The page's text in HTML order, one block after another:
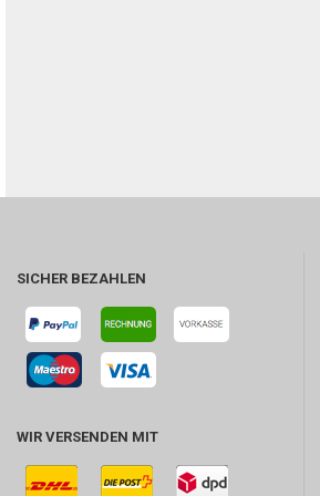
SICHER BEZAHLEN
WIR VERSENDEN MIT